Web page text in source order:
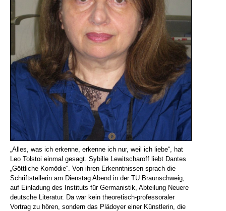
„Alles, was ich erkenne, erkenne ich nur, weil ich liebe“, hat
Leo Tolstoi einmal gesagt. Sybille Lewitscharoff liebt Dantes
„Göttliche Komödie“. Von ihren Erkenntnissen sprach die
Schriftstellerin am Dienstag Abend in der TU Braunschweig,
auf Einladung des Instituts für Germanistik, Abteilung Neuere
deutsche Literatur. Da war kein theoretisch-professoraler
Vortrag zu hören, sondern das Plädoyer einer Künstlerin, die